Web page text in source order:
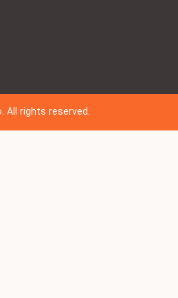
All rights reserved.